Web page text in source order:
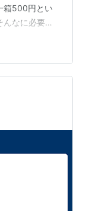
箱500円とい
なに必要な
った土曜日の
が強くて、A
外での休養と
々と考え事
えをコント